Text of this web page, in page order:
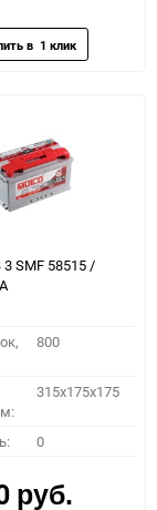
3 SMF 58515 /
800
315x175x175
0
руб.